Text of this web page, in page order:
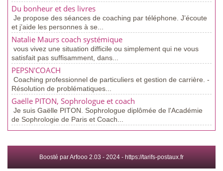
Du bonheur et des livres
Je propose des séances de coaching par téléphone. J’écoute
et j’aide les personnes à se...
Natalie Maurs coach systémique
vous vivez une situation difficile ou simplement qui ne vous
satisfait pas suffisamment, dans...
PEPSN'COACH
Coaching professionnel de particuliers et gestion de carrière. -
Résolution de problématiques...
Gaëlle PITON, Sophrologue et coach
Je suis Gaëlle PITON. Sophrologue diplômée de l'Académie
de Sophrologie de Paris et Coach...
Boosté par Arfooo 2.03 - 2024 - https://tarifs-postaux.fr